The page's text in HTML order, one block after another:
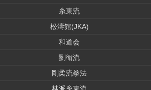
糸東流
松濤館(JKA)
和道会
劉衛流
剛柔流拳法